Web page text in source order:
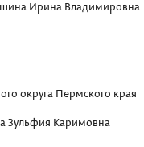
Ирина Владимировна
округа Пермского края
Зульфия Каримовна